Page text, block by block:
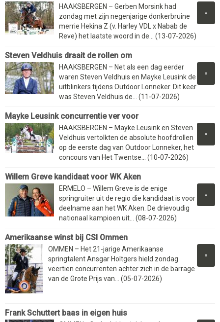
»
HAAKSBERGEN – Gerben Morsink had
zondag met zijn negenjarige donkerbruine
merrie Hekina Z (v. Harley VDL x Nabab de
Reve) het laatste woord in de... (13-07-2026)
Steven Veldhuis draait de rollen om
»
HAAKSBERGEN – Net als een dag eerder
waren Steven Veldhuis en Mayke Leusink de
uitblinkers tijdens Outdoor Lonneker. Dit keer
was Steven Veldhuis de... (11-07-2026)
Mayke Leusink concurrentie ver voor
»
HAAKSBERGEN – Mayke Leusink en Steven
Veldhuis vertolkten de absolute hoofdrollen
op de eerste dag van Outdoor Lonneker, het
concours van Het Twentse... (10-07-2026)
Willem Greve kandidaat voor WK Aken
»
ERMELO – Willem Greve is de enige
springruiter uit de regio die kandidaat is voor
deelname aan het WK Aken. De drievoudig
nationaal kampioen uit... (08-07-2026)
Amerikaanse winst bij CSI Ommen
»
OMMEN – Het 21-jarige Amerikaanse
springtalent Ansgar Holtgers hield zondag
veertien concurrenten achter zich in de barrage
van de Grote Prijs van... (05-07-2026)
Frank Schuttert baas in eigen huis